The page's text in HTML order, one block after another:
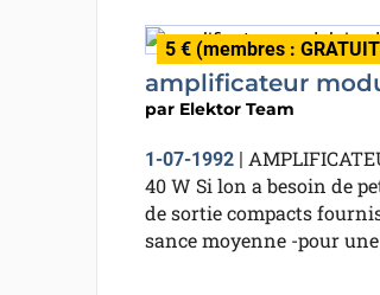
5 € (membres :
amplificateur
par Elektor Team
1-07-1992|
40 W Si lon a besoin de
de sortie compacts
sance moyenne -pour